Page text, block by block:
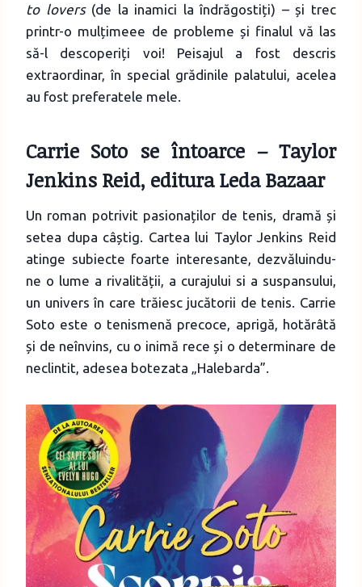
to lovers(de la inamici la îndrăgostiți) – și trec
printr-o mulțimeee de probleme și finalul vă las
să-l descoperiți voi! Peisajul a fost descris
extraordinar, în special grădinile palatului, acelea
au fost preferatele mele.
Carrie Soto se întoarce – Taylor
Jenkins Reid, editura Leda Bazaar
Un roman potrivit pasionaților de tenis, dramă și
setea dupa câștig. Cartea lui Taylor Jenkins Reid
atinge subiecte foarte interesante, dezvăluindu-
ne o lume a rivalității, a curajului si a suspansului,
un univers în care trăiesc jucătorii de tenis. Carrie
Soto este o tenismenă precoce, aprigă, hotărâtă
și de neînvins, cu o inimă rece și o determinare de
neclintit, adesea botezata „Halebarda”.